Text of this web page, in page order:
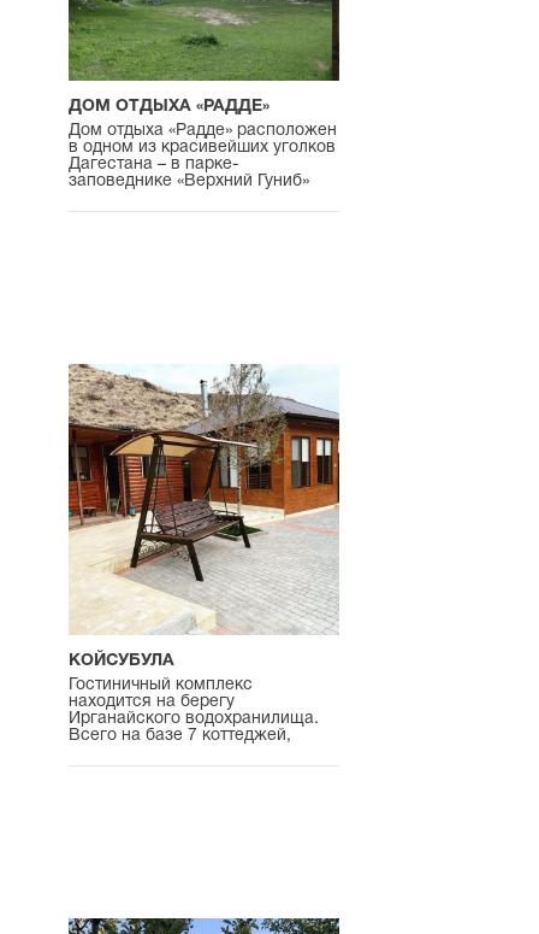
ДОМ ОТДЫХА «РАДДЕ»
Дом отдыха «Радде» расположен
в одном из красивейших уголков
Дагестана – в парке-
заповеднике «Верхний Гуниб»
КОЙСУБУЛА
Гостиничный комплекс
находится на берегу
Ирганайского водохранилища.
Всего на базе 7 коттеджей,